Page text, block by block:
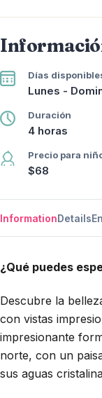
Días
Lunes -
Duración
4 horas
Precio para
$68
InformationDetails
¿Qué puedes
Descubre la
con vistas
impresionante
norte, con un
sus aguas